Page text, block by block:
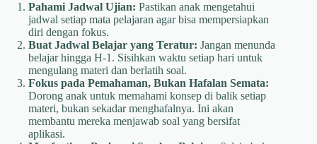
Pahami Jadwal Ujian: Pastikan anak mengetahui
jadwal setiap mata pelajaran agar bisa mempersiapkan
diri dengan fokus.
Buat Jadwal Belajar yang Teratur: Jangan menunda
belajar hingga H-1. Sisihkan waktu setiap hari untuk
mengulang materi dan berlatih soal.
Fokus pada Pemahaman, Bukan Hafalan Semata:
Dorong anak untuk memahami konsep di balik setiap
materi, bukan sekadar menghafalnya. Ini akan
membantu mereka menjawab soal yang bersifat
aplikasi.